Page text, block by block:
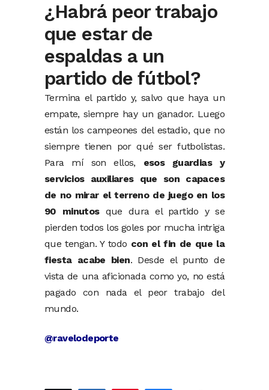
¿Habrá peor trabajo
que estar de
espaldas a un
partido de fútbol?
Termina el partido y, salvo que haya un
empate, siempre hay un ganador. Luego
están los campeones del estadio, que no
siempre tienen por qué ser futbolistas.
Para mí son ellos, esos guardias y
servicios auxiliares que son capaces
de no mirar el terreno de juego en los
90 minutosque dura el partido y se
pierden todos los goles por mucha intriga
que tengan. Y todo con el fin de que la
fiesta acabe bien. Desde el punto de
vista de una aficionada como yo, no está
pagado con nada el peor trabajo del
mundo.
@ravelodeporte